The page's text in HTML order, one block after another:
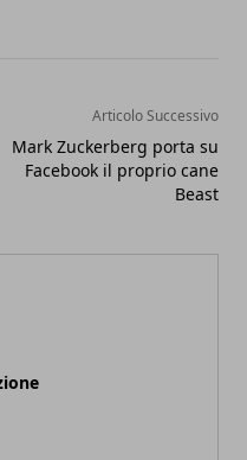
Articolo Successivo
Mark Zuckerberg porta su
Facebook il proprio cane
Beast